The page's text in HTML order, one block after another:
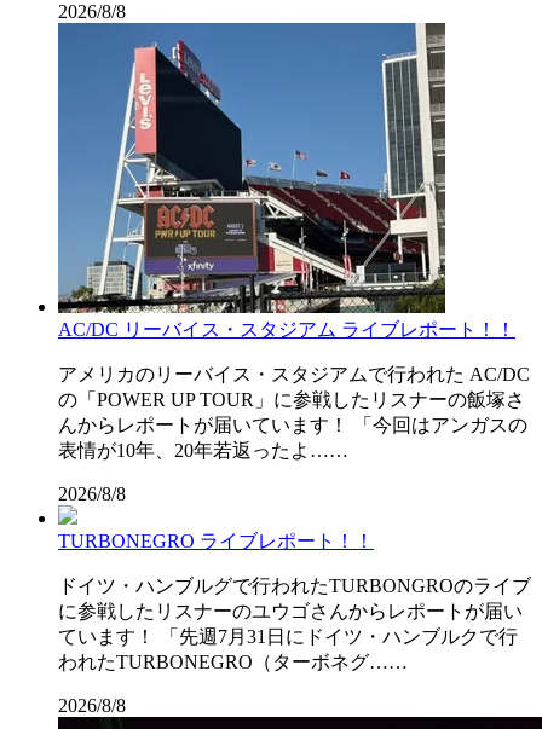
2026/8/8
AC/DC リーバイス・スタジアム ライブレポート！！
アメリカのリーバイス・スタジアムで行われた AC/DC
の「POWER UP TOUR」に参戦したリスナーの飯塚さ
んからレポートが届いています！ 「今回はアンガスの
表情が10年、20年若返ったよ……
2026/8/8
TURBONEGRO ライブレポート！！
ドイツ・ハンブルグで行われたTURBONGROのライブ
に参戦したリスナーのユウゴさんからレポートが届い
ています！ 「先週7月31日にドイツ・ハンブルクで行
われたTURBONEGRO（ターボネグ……
2026/8/8